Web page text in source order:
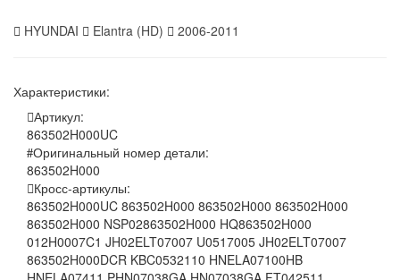
HYUNDAI Elantra (HD) 2006-2011
Характеристики:
Артикул:
863502H000UC
Оригинальный номер детали:
863502H000
Кросс-артикулы:
863502H000UC 863502H000 863502H000 863502H000
863502H000 NSP02863502H000 HQ863502H000
012H0007C1 JH02ELT07007 U0517005 JH02ELT07007
863502H000DCR KBC0532110 HNELA07100HB